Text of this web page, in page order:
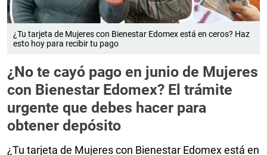
¿Tu tarjeta de Mujeres con Bienestar Edomex está en ceros? Haz
esto hoy para recibir tu pago
¿No te cayó pago en junio de Mujeres
con Bienestar Edomex? El trámite
urgente que debes hacer para
obtener depósito
¿Tu tarjeta de Mujeres con Bienestar Edomex está en